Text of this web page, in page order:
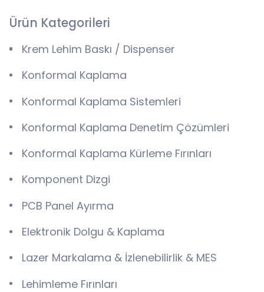
Ürün Kategorileri
Krem Lehim Baskı / Dispenser
Konformal Kaplama
Konformal Kaplama Sistemleri
Konformal Kaplama Denetim Çözümleri
Konformal Kaplama Kürleme Fırınları
Komponent Dizgi
PCB Panel Ayırma
Elektronik Dolgu & Kaplama
Lazer Markalama & İzlenebilirlik & MES
Lehimleme Fırınları